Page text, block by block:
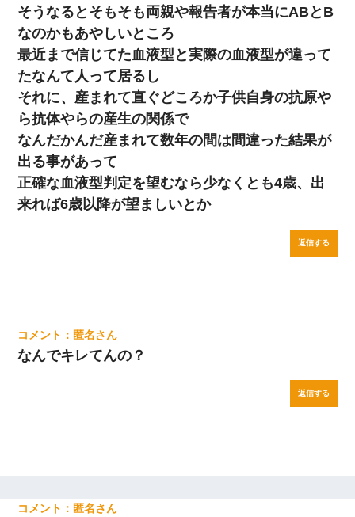
そうなるとそもそも両親や報告者が本当にABとB
なのかもあやしいところ
最近まで信じてた血液型と実際の血液型が違って
たなんて人って居るし
それに、産まれて直ぐどころか子供自身の抗原や
ら抗体やらの産生の関係で
なんだかんだ産まれて数年の間は間違った結果が
出る事があって
正確な血液型判定を望むなら少なくとも4歳、出
来れば6歳以降が望ましいとか
返信する
匿名
なんでキレてんの？
返信する
匿名